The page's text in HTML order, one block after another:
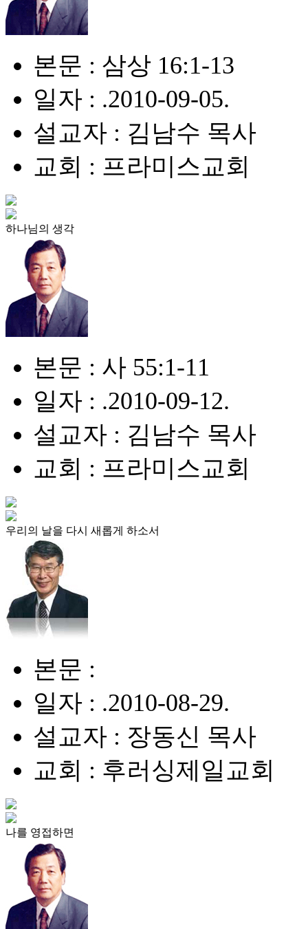
본문 : 삼상 16:1-13
일자 : .2010-09-05.
설교자 : 김남수 목사
교회 : 프라미스교회
하나님의 생각
본문 : 사 55:1-11
일자 : .2010-09-12.
설교자 : 김남수 목사
교회 : 프라미스교회
우리의 날을 다시 새롭게 하소서
본문 :
일자 : .2010-08-29.
설교자 : 장동신 목사
교회 : 후러싱제일교회
나를 영접하면